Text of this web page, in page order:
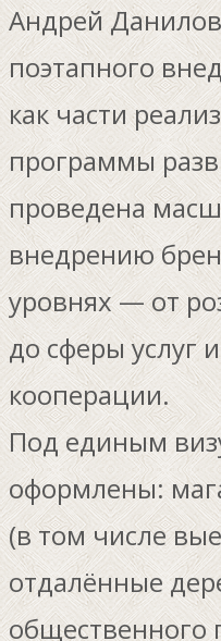
Андрей
поэтапного
как части
программы
проведена
внедрению
уровнях — от
до сферы услуг
кооперации.
Под единым
оформлены:
(в том числе
отдалённые
общественного